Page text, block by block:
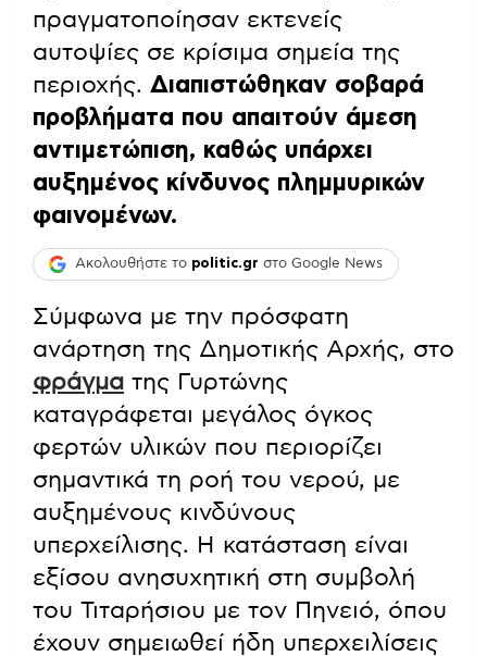
πραγματοποίησαν εκτενείς
αυτοψίες σε κρίσιμα σημεία της
περιοχής. Διαπιστώθηκαν σοβαρά
προβλήματα που απαιτούν άμεση
αντιμετώπιση, καθώς υπάρχει
αυξημένος κίνδυνος πλημμυρικών
φαινομένων.
Ακολουθήστε το politic.gr στο Google News
Σύμφωνα με την πρόσφατη
ανάρτηση της Δημοτικής Αρχής, στο
φράγμα της Γυρτώνης
καταγράφεται μεγάλος όγκος
φερτών υλικών που περιορίζει
σημαντικά τη ροή του νερού, με
αυξημένους κινδύνους
υπερχείλισης. Η κατάσταση είναι
εξίσου ανησυχητική στη συμβολή
του Τιταρήσιου με τον Πηνειό, όπου
έχουν σημειωθεί ήδη υπερχειλίσεις